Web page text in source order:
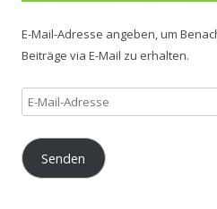
E-Mail-Adresse angeben, um
Beiträge via E-Mail zu erhalten.
E-
Mail-
Adresse
Senden